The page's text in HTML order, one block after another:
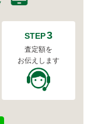
STEP3
査定額を
お伝えします